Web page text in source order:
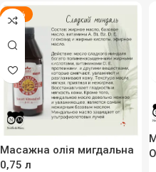
-25%
Масажна олія мигдальна
0,75 л